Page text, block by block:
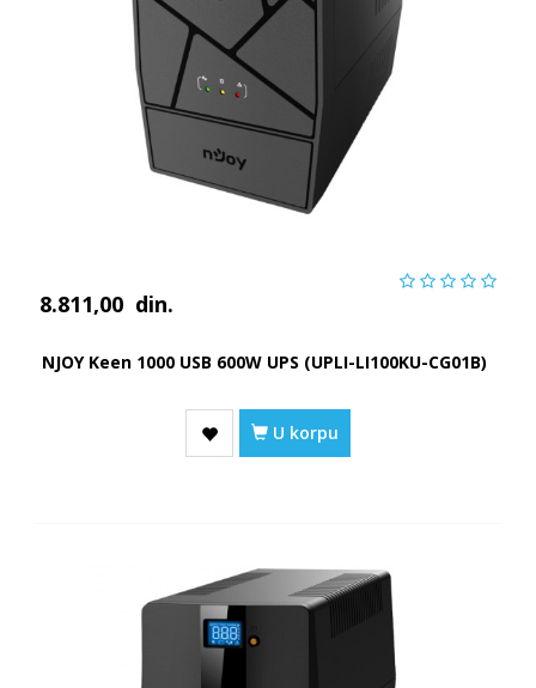
8.811,00 din.
NJOY Keen 1000 USB 600W UPS (UPLI-LI100KU-CG01B)
U korpu